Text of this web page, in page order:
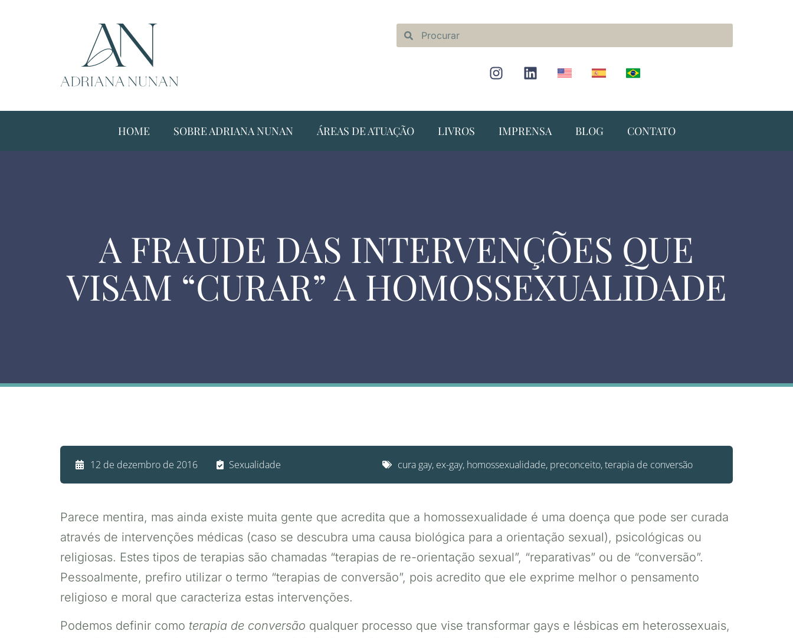
HOME SOBRE ADRIANA NUNAN ÁREAS DE ATUAÇÃO LIVROS IMPRENSA BLOG CONTATO
A FRAUDE DAS INTERVENÇÕES QUE
VISAM “CURAR” A HOMOSSEXUALIDADE
12 de dezembro de 2016 Sexualidade cura gay, ex-gay, homossexualidade, preconceito,terapia de conversão
Parece mentira, mas ainda existe muita gente que acredita que a homossexualidade é uma doença que pode ser curada
através de intervenções médicas (caso se descubra uma causa biológica para a orientação sexual), psicológicas ou
religiosas. Estes tipos de terapias são chamadas “terapias de re-orientação sexual”, “reparativas” ou de “conversão”.
Pessoalmente, prefiro utilizar o termo “terapias de conversão”, pois acredito que ele exprime melhor o pensamento
religioso e moral que caracteriza estas intervenções.
Podemos definir como terapia de conversão qualquer processo que vise transformar gays e lésbicas em heterossexuais,